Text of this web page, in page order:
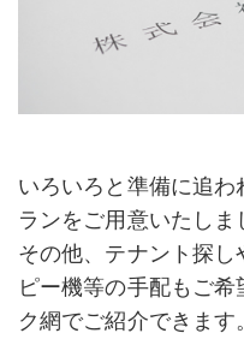
いろいろと準備に追
ランをご用意いたしま
その他、テナント探
ピー機等の手配もご
ク網でご紹介できます。